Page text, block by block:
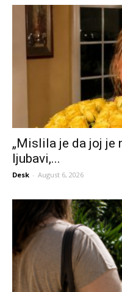
„Mislila je da joj je
ljubavi,...
Desk - August 6, 2026